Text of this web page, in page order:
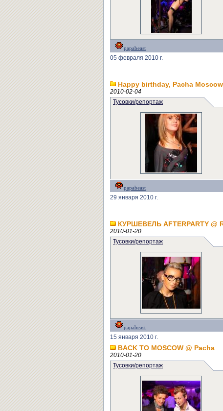
papabeast
05 февраля 2010 г.
Happy birthday, Pacha
2010-02-04
Тусовки/репортаж
papabeast
29 января 2010 г.
КУРШЕВЕЛЬ AFTERPARTY @
2010-01-20
Тусовки/репортаж
papabeast
15 января 2010 г.
BACK TO MOSCOW @ Pacha
2010-01-20
Тусовки/репортаж